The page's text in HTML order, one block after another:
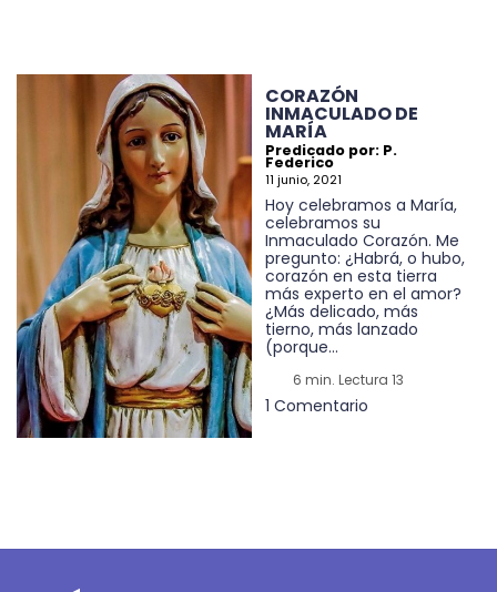
CORAZÓN
INMACULADO DE
MARÍA
Predicado por: P.
Federico
11 junio, 2021
Hoy celebramos a María,
celebramos su
Inmaculado Corazón. Me
pregunto: ¿Habrá, o hubo,
corazón en esta tierra
más experto en el amor?
¿Más delicado, más
tierno, más lanzado
(porque...
6 min. Lectura 13
1 Comentario